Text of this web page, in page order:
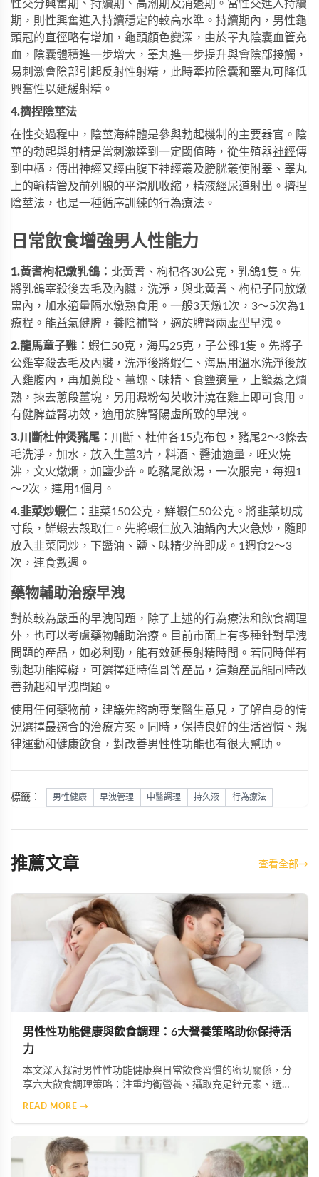
性交分興奮期、持續期、高潮期及消退期。當性交進入持續
期，則性興奮進入持續穩定的較高水準。持續期內，男性龜
頭冠的直徑略有增加，龜頭顏色變深，由於睪丸陰囊血管充
血，陰囊體積進一步增大，睪丸進一步提升與會陰部接觸，
易刺激會陰部引起反射性射精，此時牽拉陰囊和睪丸可降低
興奮性以延緩射精。
4.擠捏陰莖法
在性交過程中，陰莖海綿體是參與勃起機制的主要器官。陰
莖的勃起與射精是當刺激達到一定閾值時，從生殖器神經傳
到中樞，傳出神經又經由腹下神經叢及膀胱叢使附睪、睪丸
上的輸精管及前列腺的平滑肌收縮，精液經尿道射出。擠捏
陰莖法，也是一種循序訓練的行為療法。
日常飲食增強男人性能力
1.黃耆枸杞燉乳鴿： 北黃耆、枸杞各30公克，乳鴿1隻。先
將乳鴿宰殺後去毛及內臟，洗淨，與北黃耆、枸杞子同放燉
盅內，加水適量隔水燉熟食用。一般3天燉1次，3～5次為1
療程。能益氣健脾，養陰補腎，適於脾腎兩虛型早洩。
2.龍馬童子雞： 蝦仁50克，海馬25克，子公雞1隻。先將子
公雞宰殺去毛及內臟，洗淨後將蝦仁、海馬用溫水洗淨後放
入雞腹內，再加蔥段、薑塊、味精、食鹽適量，上籠蒸之爛
熟，揀去蔥段薑塊，另用澱粉勾芡收汁澆在雞上即可食用。
有健脾益腎功效，適用於脾腎陽虛所致的早洩。
3.川斷杜仲煲豬尾： 川斷、杜仲各15克布包，豬尾2～3條去
毛洗淨，加水，放入生薑3片，料酒、醬油適量，旺火燒
沸，文火燉爛，加鹽少許。吃豬尾飲湯，一次服完，每週1
～2次，連用1個月。
4.韭菜炒蝦仁： 韭菜150公克，鮮蝦仁50公克。將韭菜切成
寸段，鮮蝦去殼取仁。先將蝦仁放入油鍋內大火急炒，隨即
放入韭菜同炒，下醬油、鹽、味精少許即成。1週食2～3
次，連食數週。
藥物輔助治療早洩
對於較為嚴重的早洩問題，除了上述的行為療法和飲食調理
外，也可以考慮藥物輔助治療。目前市面上有多種針對早洩
問題的產品，如必利勁 ，能有效延長射精時間。若同時伴有
勃起功能障礙，可選擇延時偉哥等產品，這類產品能同時改
善勃起和早洩問題。
使用任何藥物前，建議先諮詢專業醫生意見，了解自身的情
況選擇最適合的治療方案。同時，保持良好的生活習慣、規
律運動和健康飲食，對改善男性性功能也有很大幫助。
標籤： 男性健康 早洩管理 中醫調理 持久液 行為療法
推薦文章 查看全部→
男性性功能健康與飲食調理：6大營養策略助你保持活
力
本文深入探討男性性功能健康與日常飲食習慣的密切關係，分
享六大飲食調理策略：注重均衡營養、攝取充足鋅元素、選擇
READ MORE →